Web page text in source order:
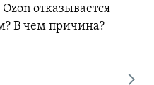
отказывается
В чем причина?